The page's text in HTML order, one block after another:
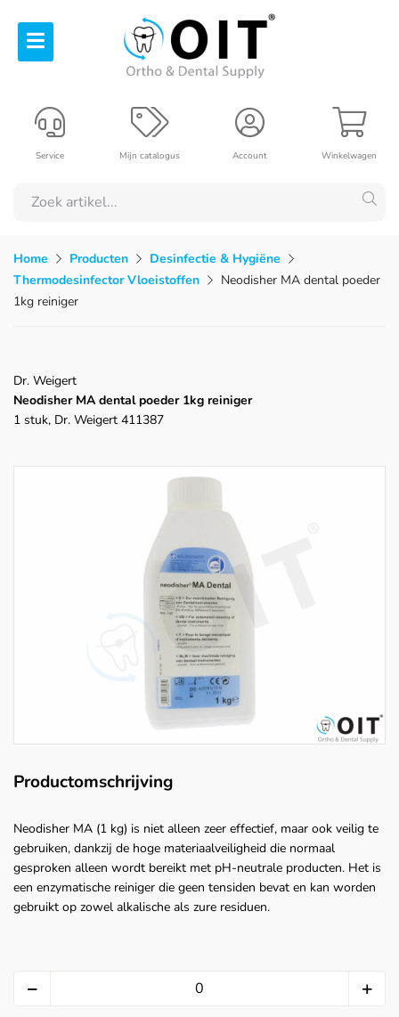
Winkelwagen
Account
Mijn catalogus
Service
Home Producten
Desinfectie & Hygiëne
Thermodesinfector Vloeistoffen
Neodisher MA dental poeder
1kg reiniger
Dr. Weigert
Neodisher MA dental poeder 1kg reiniger
1 stuk, Dr. Weigert 411387
Productomschrijving
Neodisher MA (1 kg) is niet alleen zeer effectief, maar ook veilig te
gebruiken, dankzij de hoge materiaalveiligheid die normaal
gesproken alleen wordt bereikt met pH-neutrale producten. Het is
een enzymatische reiniger die geen tensiden bevat en kan worden
gebruikt op zowel alkalische als zure residuen.